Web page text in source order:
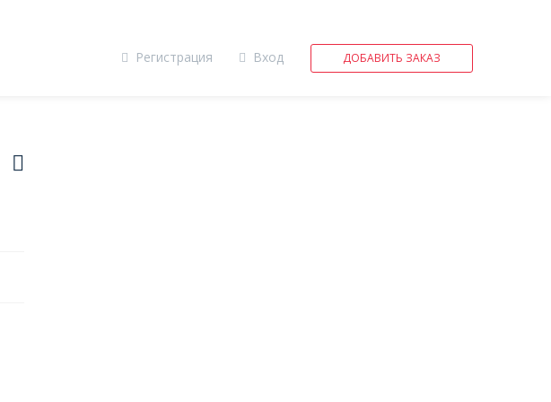
Регистрация Вход ДОБАВИТЬ ЗАКАЗ